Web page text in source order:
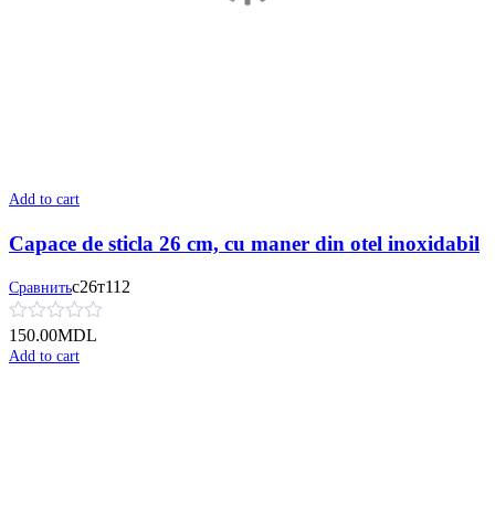
Add to cart
Capace de sticla 26 cm, cu maner din otel inoxidabil
Сравнитьс26т112
150.00MDL
Add to cart